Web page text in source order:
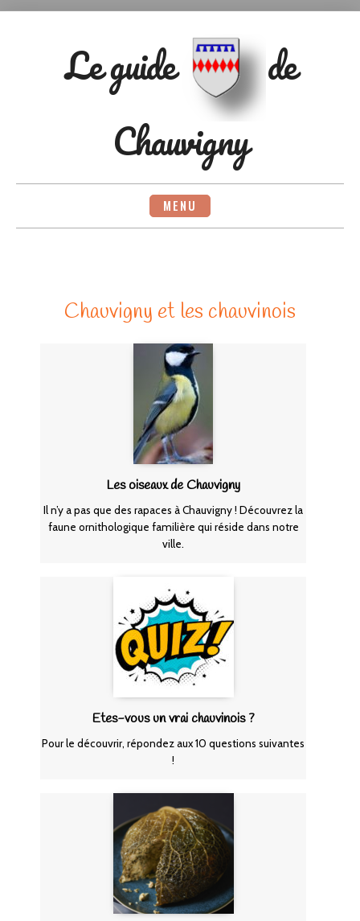
Le guide
de
Chauvigny
MENU
Chauvigny et les chauvinois
Les oiseaux de Chauvigny
Il n’y a pas que des rapaces à Chauvigny ! Découvrez la
faune ornithologique familière qui réside dans notre
ville.
Etes-vous un vrai chauvinois ?
Pour le découvrir, répondez aux 10 questions suivantes
!